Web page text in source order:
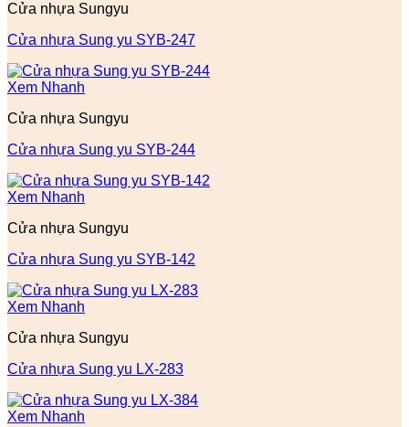
Cửa nhựa Sungyu
Cửa nhựa Sung yu SYB-247
Xem Nhanh
Cửa nhựa Sungyu
Cửa nhựa Sung yu SYB-244
Xem Nhanh
Cửa nhựa Sungyu
Cửa nhựa Sung yu SYB-142
Xem Nhanh
Cửa nhựa Sungyu
Cửa nhựa Sung yu LX-283
Xem Nhanh